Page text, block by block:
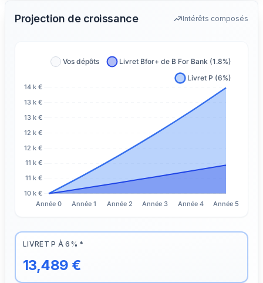
Projection de croissance Intérêts composés
LIVRET P À 6% *
13,489 €